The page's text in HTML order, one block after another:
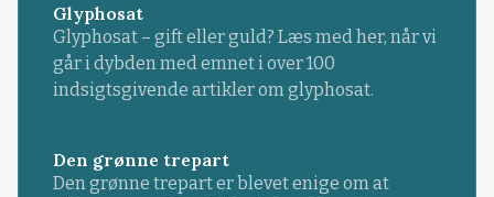
Glyphosat
Glyphosat – gift eller guld? Læs med her, når vi
går i dybden med emnet i over 100
indsigtsgivende artikler om glyphosat.
Den grønne trepart
Den grønne trepart er blevet enige om at